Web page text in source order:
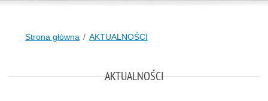
Strona główna AKTUALNOŚCI
AKTUALNOŚCI